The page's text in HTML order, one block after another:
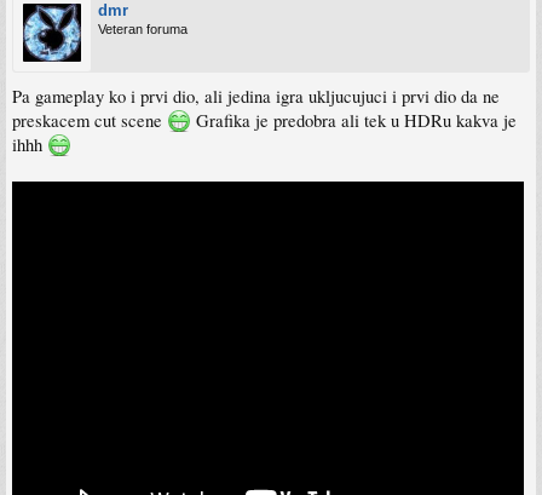
dmr
Veteran foruma
Pa gameplay ko i prvi dio, ali jedina igra ukljucujuci i prvi dio da ne
preskacem cut scene
Grafika je predobra ali tek u HDRu kakva je
ihhh